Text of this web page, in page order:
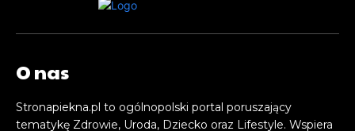
O nas
Stronapiekna.pl to ogólnopolski portal poruszający
tematykę Zdrowie, Uroda, Dziecko oraz Lifestyle. Wspiera